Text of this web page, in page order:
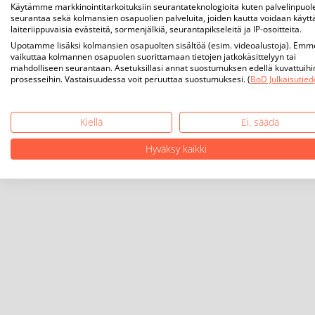
Käytämme markkinointitarkoituksiin seurantateknologioita kuten
seurantaa sekä kolmansien osapuolien palveluita, joiden kautta voidaan
laiteriippuvaisia evästeitä, sormenjälkiä, seurantapikseleitä ja IP-osoitteita.
Upotamme lisäksi kolmansien osapuolten sisältöä (esim. videoalustoja).
vaikuttaa kolmannen osapuolen suorittamaan tietojen jatkokäsittelyyn tai
mahdolliseen seurantaan. Asetuksillasi annat suostumuksen edellä
prosesseihin. Vastaisuudessa voit peruuttaa suostumuksesi. (BoD
Kiellä
Ei, säädä
Hyväksy kaikki